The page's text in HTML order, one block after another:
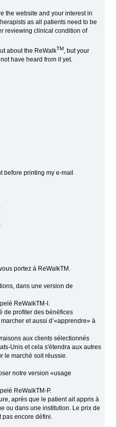
the website and your interest in
as all patients need to be
reviewing clinical condition of
about the ReWalkTM, but your
have heard from it yet.
before printing my e-mail
portez à ReWalkTM.
dans une version de
ReWalkTM-I.
de profiter des bénéfices
et aussi d’«apprendre» à
aux clients sélectionnés
Unis et cela s'étendra aux autres
le marché soit réussie.
notre version «usage
ReWalkTM-P.
après que le patient ait appris à
ou dans une institution. Le prix de
pas encore défini.